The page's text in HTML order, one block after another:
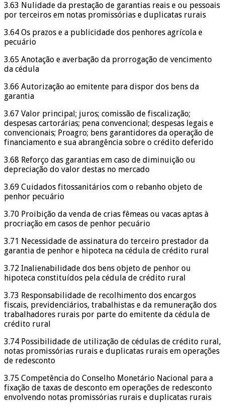
3.63 Nulidade da prestação de garantias reais e ou pessoais
por terceiros em notas promissórias e duplicatas rurais
3.64 Os prazos e a publicidade dos penhores agrícola e
pecuário
3.65 Anotação e averbação da prorrogação de vencimento
da cédula
3.66 Autorização ao emitente para dispor dos bens da
garantia
3.67 Valor principal; juros; comissão de fiscalização;
despesas cartorárias; pena convencional; despesas legais e
convencionais; Proagro; bens garantidores da operação de
financiamento e sua abrangência sobre o crédito deferido
3.68 Reforço das garantias em caso de diminuição ou
depreciação do valor destas no mercado
3.69 Cuidados fitossanitários com o rebanho objeto de
penhor pecuário
3.70 Proibição da venda de crias fêmeas ou vacas aptas à
procriação em casos de penhor pecuário
3.71 Necessidade de assinatura do terceiro prestador da
garantia de penhor e hipoteca na cédula de crédito rural
3.72 Inalienabilidade dos bens objeto de penhor ou
hipoteca constituídos pela cédula de crédito rural
3.73 Responsabilidade de recolhimento dos encargos
fiscais, previdenciários, trabalhistas e da remuneração dos
trabalhadores rurais por parte do emitente da cédula de
crédito rural
3.74 Possibilidade de utilização de cédulas de crédito rural,
notas promissórias rurais e duplicatas rurais em operações
de redesconto
3.75 Competência do Conselho Monetário Nacional para a
fixação de taxas de desconto em operações de redesconto
envolvendo notas promissórias rurais e duplicatas rurais